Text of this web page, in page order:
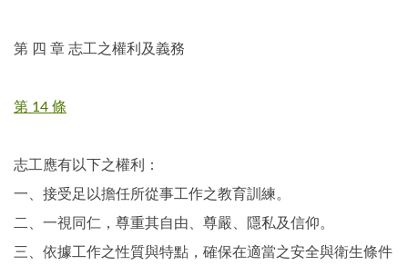
第 四 章 志工之權利及義務
第 14 條
志工應有以下之權利：
一、接受足以擔任所從事工作之教育訓練。
二、一視同仁，尊重其自由、尊嚴、隱私及信仰。
三、依據工作之性質與特點，確保在適當之安全與衛生條件